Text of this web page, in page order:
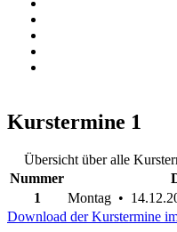
Kurstermine 1
Übersicht über alle
Nummer
1
Montag •
Download der Kurstermine